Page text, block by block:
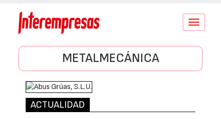
Conmutar
METALMECÁNICA
ACTUALIDAD